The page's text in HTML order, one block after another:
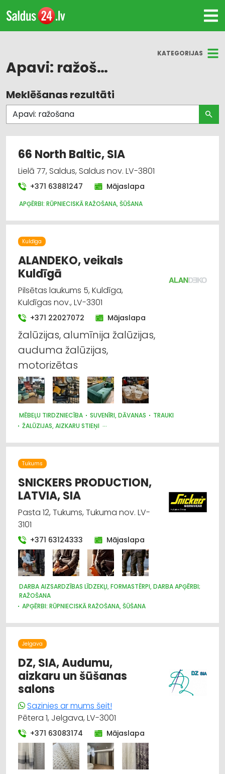
KATEGORIJAS
Apavi: ražošana
Visas nozares
Suvenīri, dāvanas
apģērbi un apavi; tirdzniecība
Apģērbi: rūpnieciskā ražošana, šūšana
Audumu un aizkaru tirdzniecība
Trauki
vairumtirdzniecība
Darba aizsardzības līdzekļi, formastērpi, darba
apģērbi; ražošana
Apgaismes tehnikas tirdzniecība
Mēbeļu tirdzniecība
Reklāma
Meklēšanas rezultāti
66 North Baltic, SIA
Lielā 77, Saldus, Saldus nov. LV-3801
+371 63881247 Mājaslapa
APĢĒRBI: RŪPNIECISKĀ RAŽOŠANA, ŠŪŠANA
Kuldīga
ALANDEKO, veikals
Kuldīgā
Pilsētas laukums 5, Kuldīga,
Kuldīgas nov., LV-3301
+371 22027072 Mājaslapa
žalūzijas, alumīnija žalūzijas,
auduma žalūzijas,
motorizētas
MĒBEĻU TIRDZNIECĪBA SUVENĪRI, DĀVANAS
TRAUKI
ŽALŪZIJAS, AIZKARU STIEŅI
Tukums
SNICKERS PRODUCTION,
LATVIA, SIA
Pasta 12, Tukums, Tukuma nov. LV-
3101
+371 63124333 Mājaslapa
DARBA AIZSARDZĪBAS LĪDZEKĻI, FORMASTĒRPI, DARBA APĢĒRBI;
RAŽOŠANA
APĢĒRBI: RŪPNIECISKĀ RAŽOŠANA, ŠŪŠANA
Jelgava
DZ, SIA, Audumu,
aizkaru un šūšanas
salons
Sazinies ar mums šeit!
Pētera 1, Jelgava, LV-3001
+371 63083174 Mājaslapa